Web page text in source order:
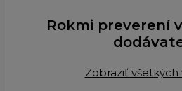
Rokmi preverení
Zobraziť